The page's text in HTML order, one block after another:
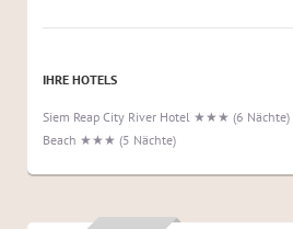
IHRE HOTELS
Siem Reap City River Hotel ★★★ (6 Nächte)
Beach ★★★ (5 Nächte)